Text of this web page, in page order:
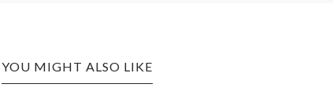
YOU MIGHT ALSO LIKE